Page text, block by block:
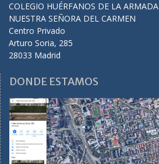
COLEGIO HUÉRFANOS DE LA ARMADA
NUESTRA SEÑORA DEL CARMEN
Centro Privado
Arturo Soria, 285
28033 Madrid
DONDE ESTAMOS